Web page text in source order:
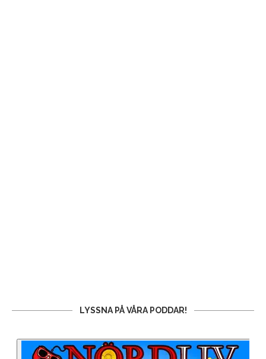
LYSSNA PÅ VÅRA PODDAR!